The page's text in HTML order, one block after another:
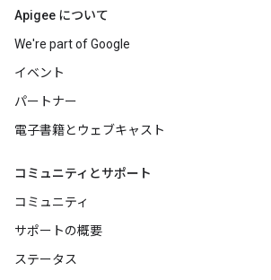
Apigee について
We're part of Google
イベント
パートナー
電子書籍とウェブキャスト
コミュニティとサポート
コミュニティ
サポートの概要
ステータス